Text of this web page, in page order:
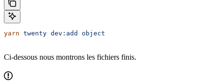
yarn twenty dev:add object
Ci-dessous nous montrons les fichiers finis.